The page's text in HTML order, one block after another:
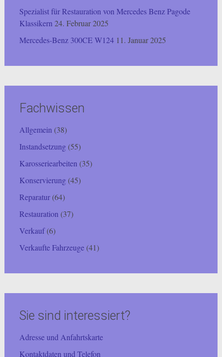
Spezialist für Restauration von Mercedes Benz Pagode
Klassikern 24. Februar 2025
Mercedes-Benz 300CE W124 11. Januar 2025
Fachwissen
Allgemein (38)
Instandsetzung(55)
Karosseriearbeiten (35)
Konservierung(45)
Reparatur(64)
Restauration (37)
Verkauf(6)
Verkaufte Fahrzeuge(41)
Sie sind interessiert?
Adresse und Anfahrtskarte
Kontaktdaten und Telefon